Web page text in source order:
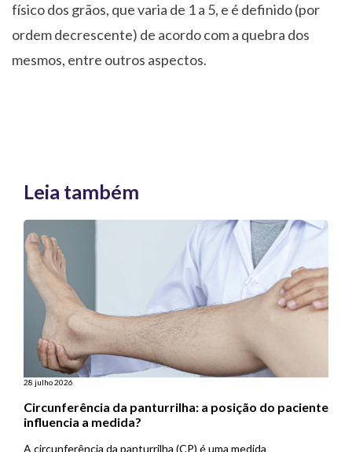
físico dos grãos, que varia de 1 a 5, e é definido (por
ordem decrescente) de acordo com a quebra dos
mesmos, entre outros aspectos.
Leia também
28 julho 2026
Circunferência da panturrilha: a posição do paciente
influencia a medida?
A circunferência da panturrilha (CP) é uma medida